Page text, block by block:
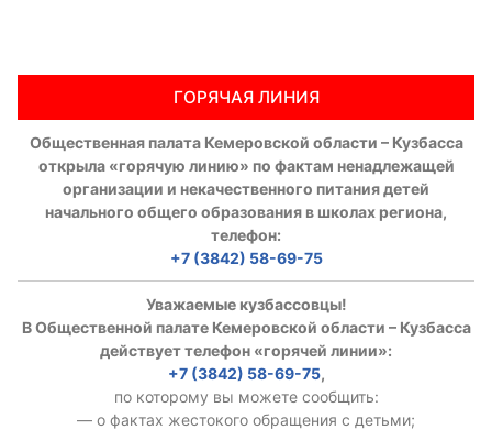
ГОРЯЧАЯ ЛИНИЯ
Общественная палата Кемеровской области – Кузбасса
открыла «горячую линию» по фактам ненадлежащей
организации и некачественного питания детей
начального общего образования в школах региона,
телефон:
+7 (3842) 58-69-75
Уважаемые кузбассовцы!
В Общественной палате Кемеровской области – Кузбасса
действует телефон «горячей линии»:
+7 (3842) 58-69-75,
по которому вы можете сообщить:
— о фактах жестокого обращения с детьми;